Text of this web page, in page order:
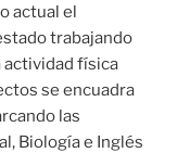
actual el
trabajando
actividad física
se encuadra
las
Biología e Inglés